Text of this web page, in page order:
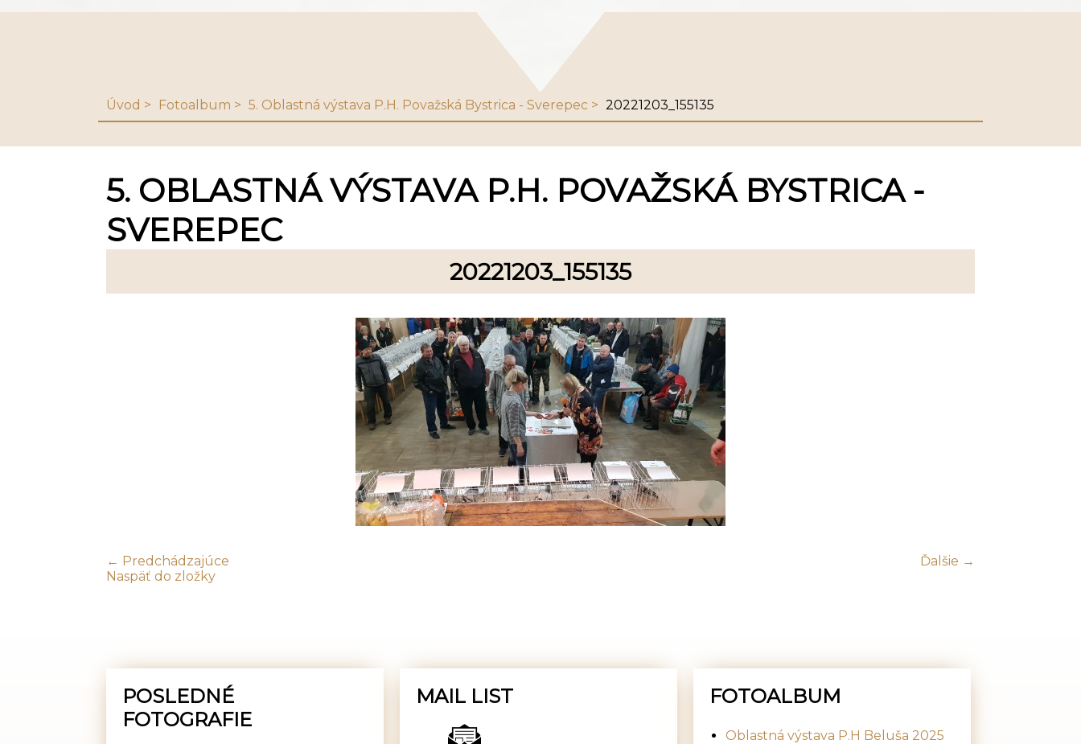
Úvod Fotoalbum 5. Oblastná výstava P.H. Považská Bystrica - Sverepec 20221203_155135
5. OBLASTNÁ VÝSTAVA P.H. POVAŽSKÁ BYSTRICA -
SVEREPEC
20221203_155135
← Predchádzajúce
Ďalšie →
Naspäť do zložky
POSLEDNÉ
FOTOGRAFIE
MAIL LIST FOTOALBUM
Oblastná výstava P.H Beluša 2025